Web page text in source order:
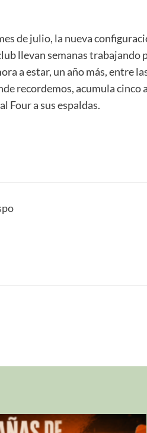
de julio, la nueva
llevan semanas trabajando
a estar, un año más, entre
recordemos, acumula cinco
Four a sus espaldas.